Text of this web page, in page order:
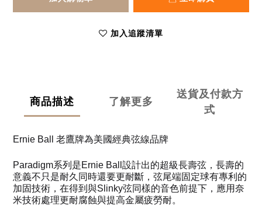
加入追蹤清單
商品描述 了解更多
送貨及付款方
式
Ernie Ball 老鷹牌為美國經典弦線品牌
Paradigm系列是Ernie Ball設計出的超級長壽弦，長壽的
意義不只是耐久同時還要更耐斷，弦尾端固定球有專利的
加固技術，在得到與Slinky弦同樣的音色前提下，應用奈
米技術處理更耐腐蝕與提高金屬疲勞耐。